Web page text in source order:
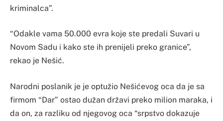
kriminalca”.
“Odakle vama 50.000 evra koje ste predali Suvari u
Novom Sadu i kako ste ih prenijeli preko granice”,
rekao je Nešić.
Narodni poslanik je je optužio Nešićevog oca da je sa
firmom “Dar” ostao dužan državi preko milion maraka, i
da on, za razliku od njegovog oca “srpstvo dokazuje